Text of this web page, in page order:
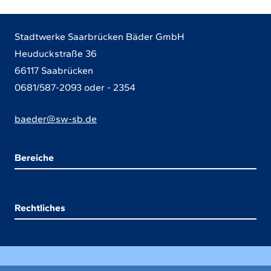
der
Tastatur
auswählen.
Verwenden
die
um
unten,
oder
Stadtwerke Saarbrücken Bäder GmbH
Heuduckstraße 36
66117 Saabrücken
0681/587-2093 oder - 2354
baeder@sw-sb.de
Bereiche
Rechtliches